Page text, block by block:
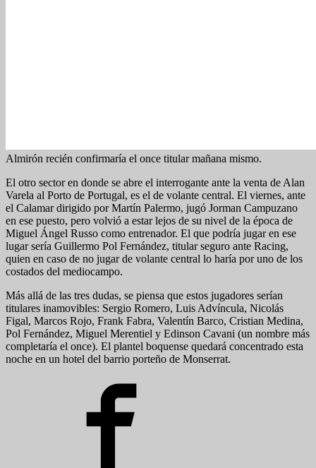
Almirón recién confirmaría el once titular mañana mismo.
El otro sector en donde se abre el interrogante ante la venta de Alan
Varela al Porto de Portugal, es el de volante central. El viernes, ante
el Calamar dirigido por Martín Palermo, jugó Jorman Campuzano
en ese puesto, pero volvió a estar lejos de su nivel de la época de
Miguel Ángel Russo como entrenador. El que podría jugar en ese
lugar sería Guillermo Pol Fernández, titular seguro ante Racing,
quien en caso de no jugar de volante central lo haría por uno de los
costados del mediocampo.
Más allá de las tres dudas, se piensa que estos jugadores serían
titulares inamovibles: Sergio Romero, Luis Advíncula, Nicolás
Figal, Marcos Rojo, Frank Fabra, Valentín Barco, Cristian Medina,
Pol Fernández, Miguel Merentiel y Edinson Cavani (un nombre más
completaría el once). El plantel boquense quedará concentrado esta
noche en un hotel del barrio porteño de Monserrat.